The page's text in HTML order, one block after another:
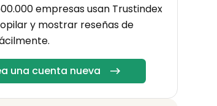
empresas usan Trustindex
y mostrar reseñas de
una cuenta nueva